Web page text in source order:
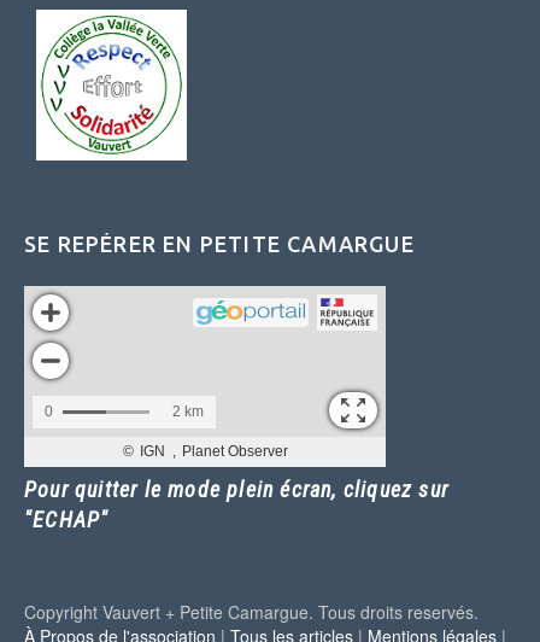
SE REPÉRER EN PETITE CAMARGUE
Pour quitter le mode plein écran, cliquez sur
"ECHAP"
Copyright Vauvert + Petite Camargue. Tous droits reservés.
À Propos de l'association | Tous les articles | Mentions légales |